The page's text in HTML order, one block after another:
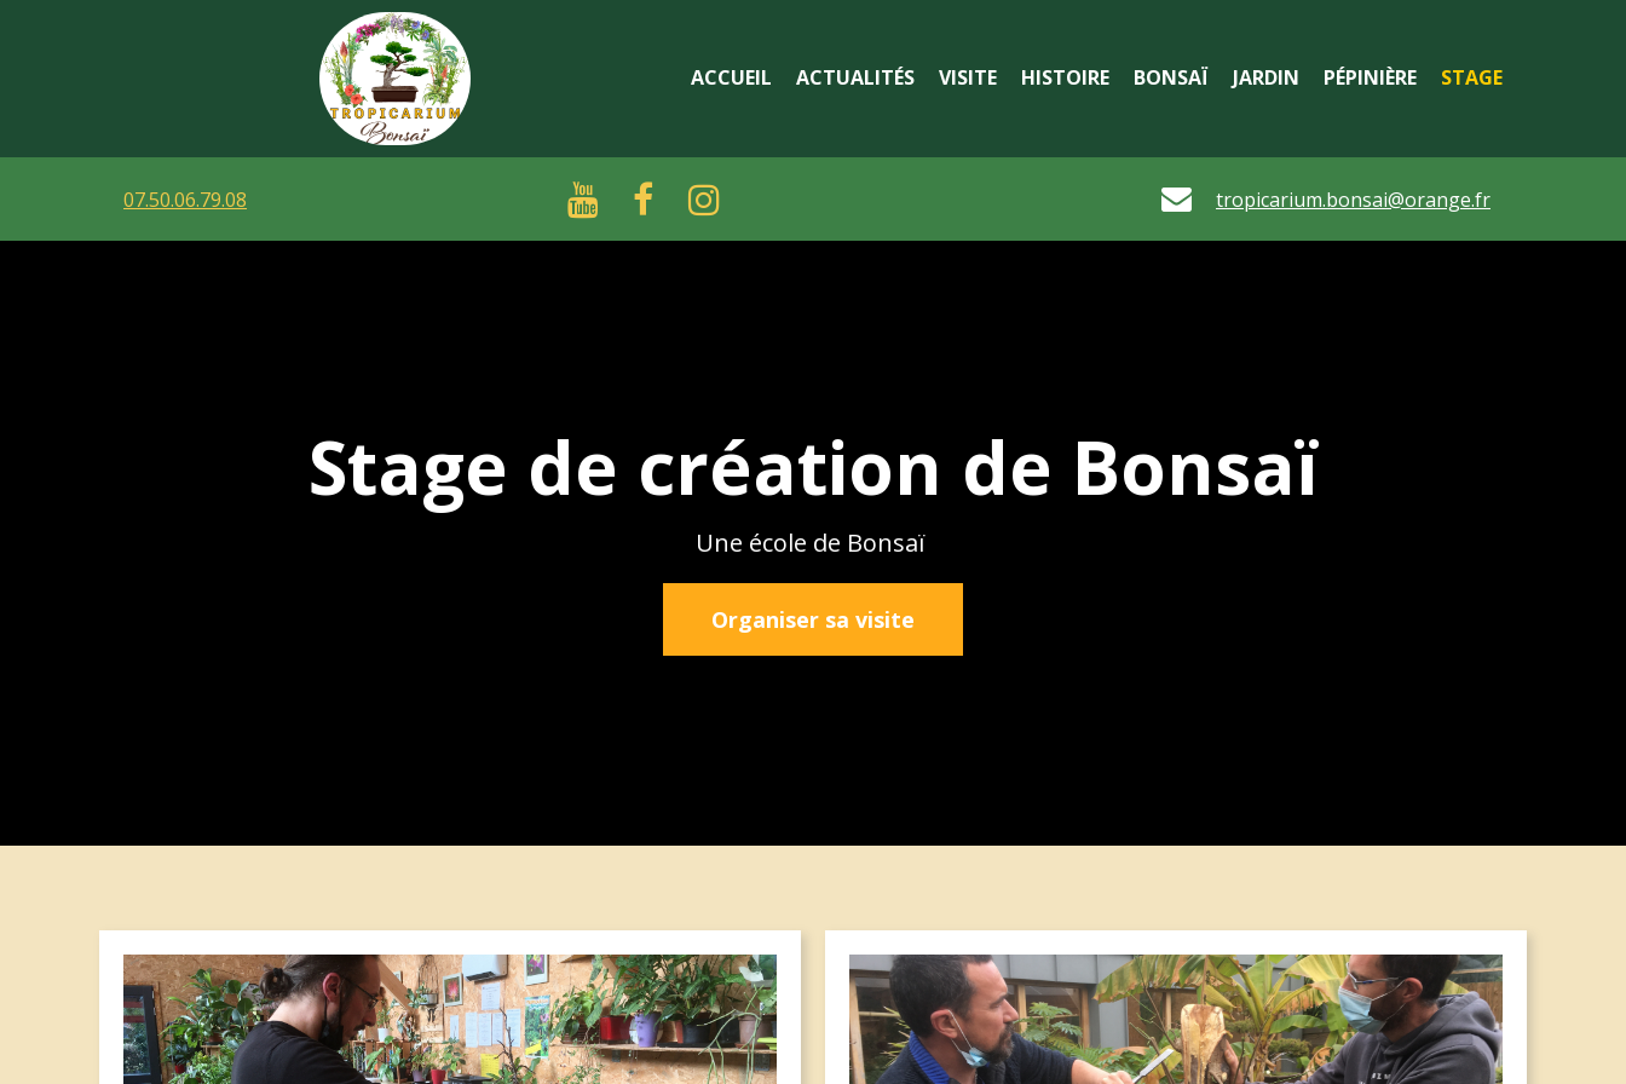
ACCUEIL ACTUALITÉS VISITE HISTOIRE BONSAÏ JARDIN PÉPINIÈRE STAGE
07.50.06.79.08     tropicarium.bonsai@orange.fr
Stage de création de Bonsaï
Une école de Bonsaï
Organiser sa visite